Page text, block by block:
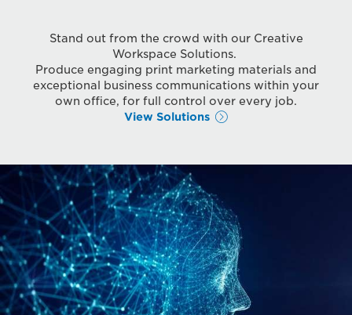
Stand out from the crowd with our Creative
Workspace Solutions.
Produce engaging print marketing materials and
exceptional business communications within your
own office, for full control over every job.
View Solutions